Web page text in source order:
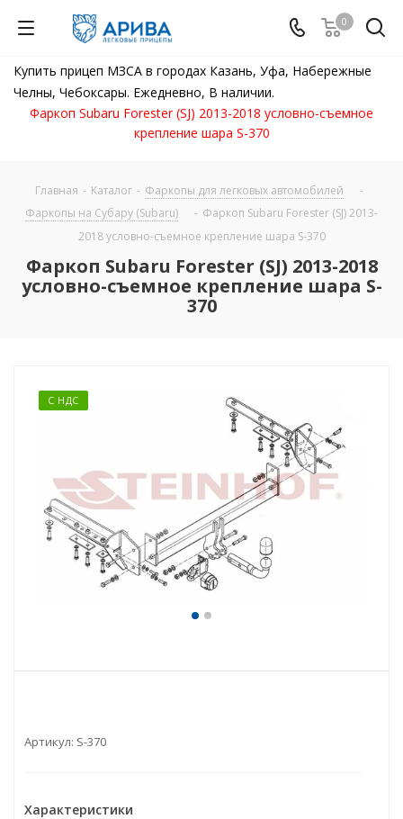
0
Купить прицеп МЗСА в городах Казань, Уфа, Набережные
Челны, Чебоксары. Ежедневно, В наличии.
Фаркоп Subaru Forester (SJ) 2013-2018 условно-съемное
крепление шара S-370
Главная - Каталог - Фаркопы для легковых автомобилей
-
Фаркопы на Субару (Subaru)
- Фаркоп Subaru Forester (SJ) 2013-
2018 условно-съемное крепление шара S-370
Фаркоп Subaru Forester (SJ) 2013-2018
условно-съемное крепление шара S-
370
С НДС
Артикул: S-370
Характеристики